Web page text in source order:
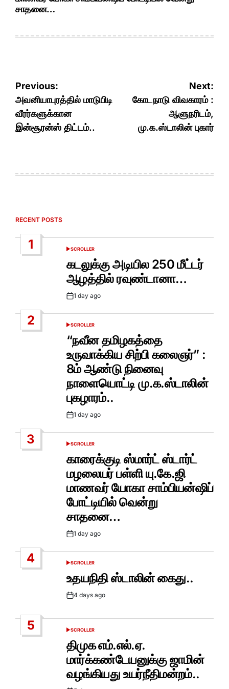
சாதனை…
Post
navigation
Previous:
அவனியாபுரத்தில் மாடுபிடி
வீரர்களுக்கான
இன்சூரன்ஸ் திட்டம்..
Next:
கோடநாடு விவகாரம் :
ஆளுநரிடம்,
மு.க.ஸ்டாலின் புகார்
RECENT POSTS
1
POSTED
SCROLLER
கடலுக்கு அடியில 250 மீட்டர்
ஆழத்தில் ரவுண்டானா…
Post1 day ago
2
POSTED
IN
SCROLLER
“நவீன தமிழகத்தை
உருவாக்கிய சிற்பி கலைஞர்” :
8ம் ஆண்டு நினைவு
நாளையொட்டி மு.க.ஸ்டாலின்
புகழாரம்..
Post1 day ago
3
POSTED
SCROLLER
காரைக்குடி ஸ்மார்ட் ஸ்டார்ட்
மழலையர் பள்ளி யு.கே.ஜி
மாணவர் யோகா சாம்பியன்ஷிப்
போட்டியில் வென்று
சாதனை…
Post1 day ago
4
POSTED
SCROLLER
உதயநிதி ஸ்டாலின் கைது..
Post4 days ago
5
POSTED
SCROLLER
திமுக எம்.எல்.ஏ.
மார்க்கண்டேயனுக்கு ஜாமின்
வழங்கியது உயர்நீதிமன்றம்..